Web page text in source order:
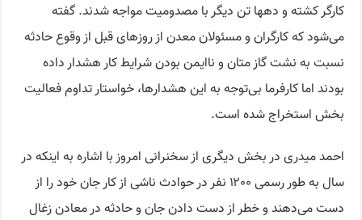
کارگر کشته و دهها تن دیگر با مصدومیت مواجه شدند. گفته
می‌شود که کارگران و مسئولان معدن از روزهای قبل از وقوع حادثه
نسبت به نشت گاز متان و ناایمن بودن شرایط کار هشدار داده
بودند اما کارفرما بی‌توجه به این هشدارها، خواستار تداوم فعالیت
بخش استخراج شده است.
احمد میدری در بخش دیگری از سخنرانی امروز با اشاره به اینکه در
سال به طور رسمی ۱۲۰۰ نفر در حوادث ناشی از کار جان خود را از
دست می‌دهند و خطر از دست دادن جان و حادثه در معادن زغال